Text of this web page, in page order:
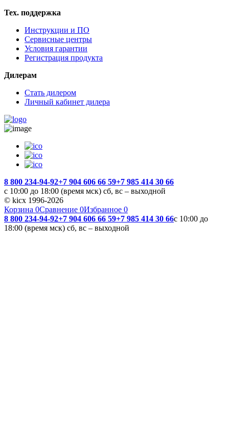
Тех. поддержка
Инструкции и ПО
Сервисные центры
Условия гарантии
Регистрация продукта
Дилерам
Стать дилером
Личный кабинет дилера
8 800 234-94-92+7 904 606 66 59+7 985 414 30 66
с 10:00 до 18:00 (время мск) сб, вс – выходной
© kicx 1996-2026
Корзина 0Сравнение 0Избранное 0
8 800 234-94-92+7 904 606 66 59+7 985 414 30 66с 10:00 до
18:00 (время мск) сб, вс – выходной